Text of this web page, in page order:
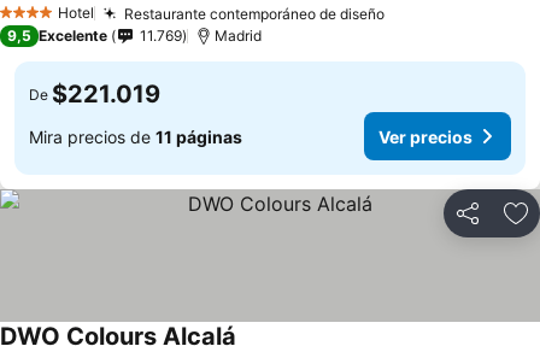
4 EstrellasHotel
Restaurante contemporáneo de diseño
9,5 Excelente 11.769 Madrid
De $221.019
Mira precios de 11 páginas Ver precios
Compartir
DWO Colours Alcalá